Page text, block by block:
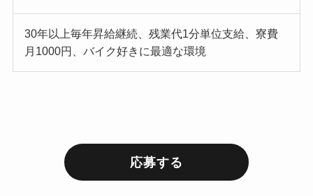
30年以上毎年昇給継続、残業代1分単位支給、寮費
月1000円、バイク好きに最適な環境
応募する